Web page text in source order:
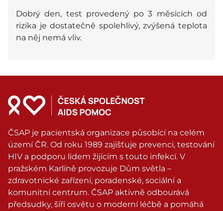
Dobrý den, test provedený po 3 měsících od
rizika je dostatečně spolehlivý, zvýšená teplota
na něj nemá vliv.
ČSAP je pacientská organizace působící na celém
území ČR. Od roku 1989 zajišťuje prevenci, testování
HIV a podporu lidem žijícím s touto infekcí. V
pražském Karlíně provozuje Dům světla –
zdravotnické zařízení, poradenské, sociální a
komunitní centrum. ČSAP aktivně odbourává
předsudky, šíří osvětu o moderní léčbě a pomáhá